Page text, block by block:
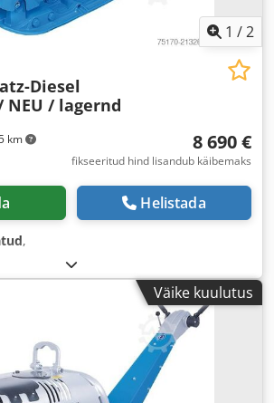
1 /2
km
Diesel
/ lagernd
8 690 €
fikseeritud hind lisandub käibemaks
Helistada
,
Väike kuulutus